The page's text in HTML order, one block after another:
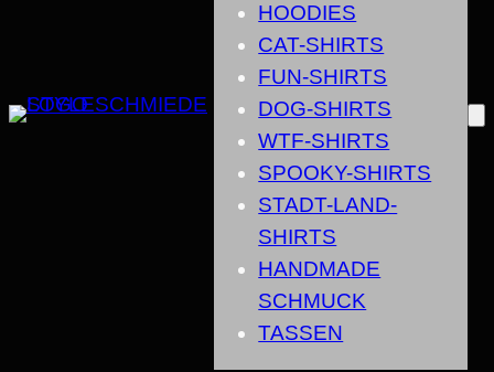
HOODIES
CAT-SHIRTS
FUN-SHIRTS
DOG-SHIRTS
WTF-SHIRTS
SPOOKY-SHIRTS
STADT-LAND-
SHIRTS
HANDMADE
SCHMUCK
TASSEN